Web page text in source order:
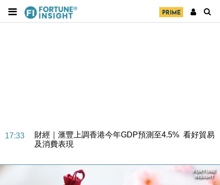
17:33
財經｜滙豐上調香港今年GDP預測至4.5% 看好貿易
及消費表現
損失近6900萬元